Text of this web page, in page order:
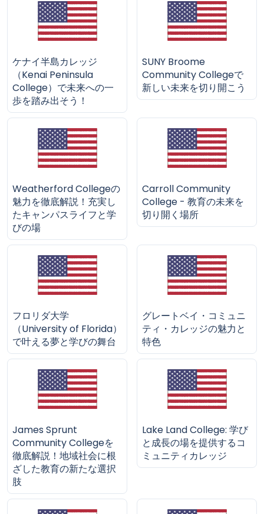
ケナイ半島カレッジ
（Kenai Peninsula
College）で未来への一
歩を踏み出そう！
SUNY Broome
Community Collegeで
新しい未来を切り開こう
Weatherford Collegeの
魅力を徹底解説！充実し
たキャンパスライフと学
びの場
Carroll Community
College - 教育の未来を
切り開く場所
フロリダ大学
（University of Florida）
で叶える夢と学びの舞台
グレートベイ・コミュニ
ティ・カレッジの魅力と
特色
James Sprunt
Community Collegeを
徹底解説！地域社会に根
ざした教育の新たな選択
肢
Lake Land College: 学び
と成長の場を提供するコ
ミュニティカレッジ